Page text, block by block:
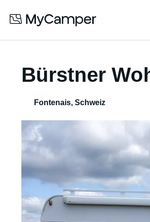
Bürstner
Fontenais, Schweiz